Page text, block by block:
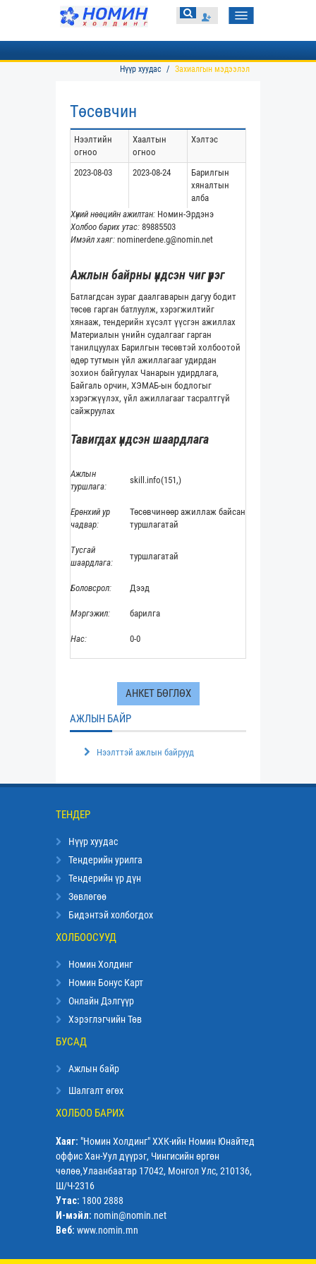
Toggle
navigation
Нүүр хуудас Захиалгын мэдээлэл
Төсөвчин
Нээлтийн
огноо
Хаалтын
огноо
Хэлтэс
2023-08-03 2023-08-24
Барилгын
хяналтын
алба
Хүний нөөцийн ажилтан: Номин-Эрдэнэ
Холбоо барих утас: 89885503
Имэйл хаяг: nominerdene.g@nomin.net
Ажлын байрны үндсэн чиг үүрэг
Батлагдсан зураг даалгаварын дагуу бодит
төсөв гарган батлуулж, хэрэгжилтийг
хянааж, тендерийн хүсэлт үүсгэн ажиллах
Материалын үнийн судалгааг гарган
танилцуулах Барилгын төсөвтэй холбоотой
өдөр тутмын үйл ажиллагааг удирдан
зохион байгуулах Чанарын удирдлага,
Байгаль орчин, ХЭМАБ-ын бодлогыг
хэрэгжүүлэх, үйл ажиллагааг тасралтгүй
сайжруулах
Тавигдах үндсэн шаардлага
Ажлын
туршлага:
skill.info(151,)
Ерөнхий ур
чадвар:
Төсөвчинөөр ажиллаж байсан
туршлагатай
Тусгай
шаардлага:
туршлагатай
Боловсрол: Дээд
Мэргэжил: барилга
Нас: 0-0
АНКЕТ БӨГЛӨХ
АЖЛЫН БАЙР
Нээлттэй ажлын байрууд
ТЕНДЕР
Нүүр хуудас
Тендерийн урилга
Тендерийн үр дүн
Зөвлөгөө
Бидэнтэй холбогдох
ХОЛБООСУУД
Номин Холдинг
Номин Бонус Карт
Онлайн Дэлгүүр
Хэрэглэгчийн Төв
БУСАД
Ажлын байр
Шалгалт өгөх
ХОЛБОО БАРИХ
Хаяг: "Номин Холдинг" ХХК-ийн Номин Юнайтед
оффис Хан-Уул дүүрэг, Чингисийн өргөн
чөлөө,Улаанбаатар 17042, Монгол Улс, 210136,
Ш/Ч-2316
Утас: 1800 2888
И-мэйл: nomin@nomin.net
Веб: www.nomin.mn